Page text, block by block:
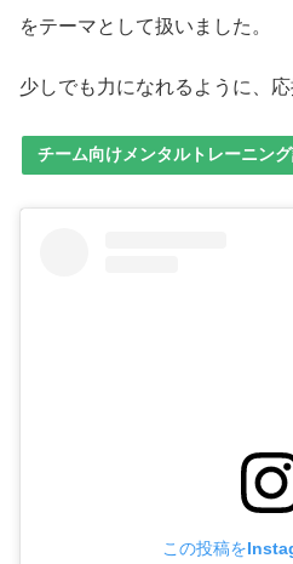
をテーマとして扱いました。
少しでも力になれるように、
チーム向けメンタルトレーニン
この投稿を